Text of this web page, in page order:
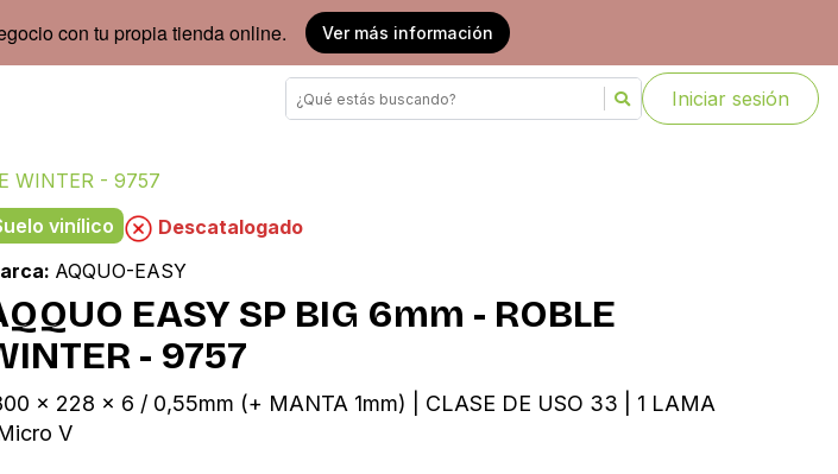
con tu propia tienda online. Ver más información
Iniciar sesión
WINTER - 9757
vinílico
Descatalogado
AQQUO-EASY
EASY SP BIG 6mm - ROBLE
- 9757
x 228 x 6 / 0,55mm (+ MANTA 1mm) | CLASE DE USO 33 | 1 LAMA
Micro V